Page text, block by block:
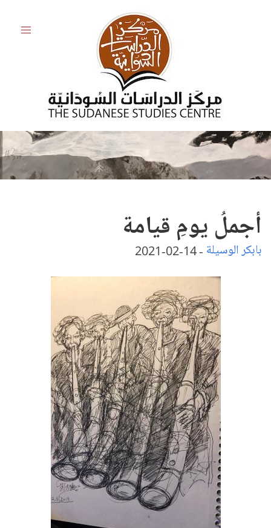
أجملُ يومِ قيامة
بابكر الوسيلة -
14-02-2021